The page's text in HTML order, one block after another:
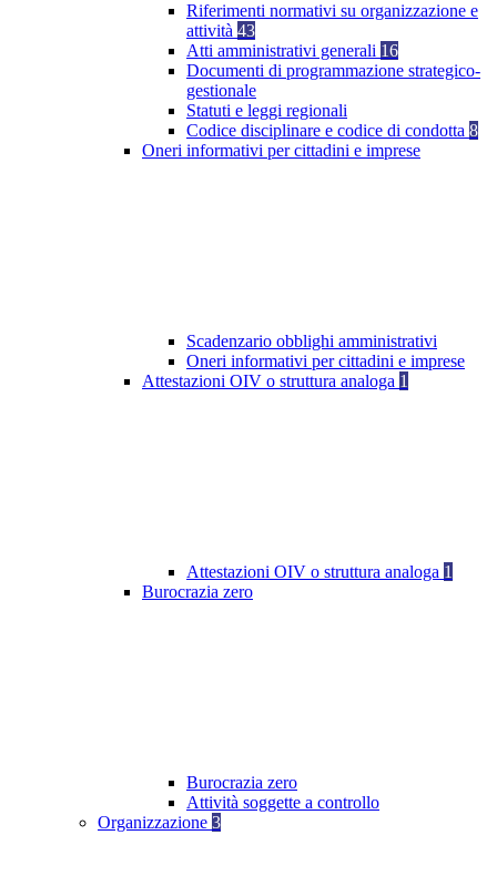
Riferimenti normativi su organizzazione e
attività 43
Atti amministrativi generali 16
Documenti di programmazione strategico-
gestionale
Statuti e leggi regionali
Codice disciplinare e codice di condotta 8
Oneri informativi per cittadini e imprese
Scadenzario obblighi amministrativi
Oneri informativi per cittadini e imprese
Attestazioni OIV o struttura analoga 1
Attestazioni OIV o struttura analoga 1
Burocrazia zero
Burocrazia zero
Attività soggette a controllo
Organizzazione 3